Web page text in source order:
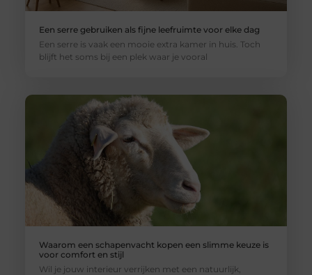
Een serre gebruiken als fijne leefruimte voor elke dag
Een serre is vaak een mooie extra kamer in huis. Toch
blijft het soms bij een plek waar je vooral
Waarom een schapenvacht kopen een slimme keuze is
voor comfort en stijl
Wil je jouw interieur verrijken met een natuurlijk,